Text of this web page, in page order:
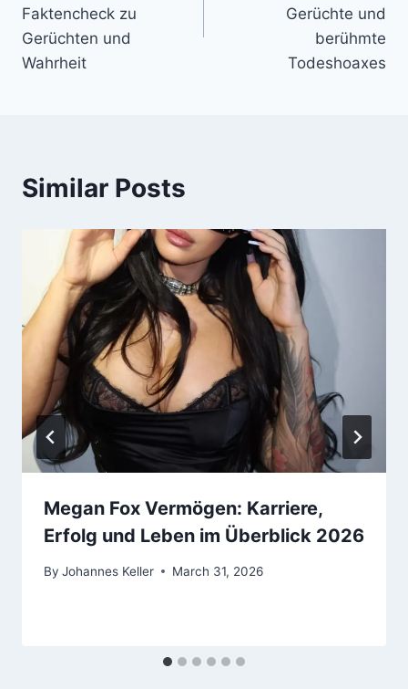
Faktencheck zu
Gerüchten und
Wahrheit
Gerüchte und
berühmte
Todeshoaxes
Similar Posts
Megan Fox Vermögen: Karriere,
Erfolg und Leben im Überblick 2026
By Johannes Keller March 31, 2026